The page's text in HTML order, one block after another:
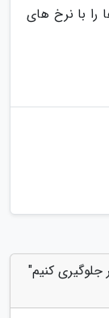
را با نرخ های
کنیم"